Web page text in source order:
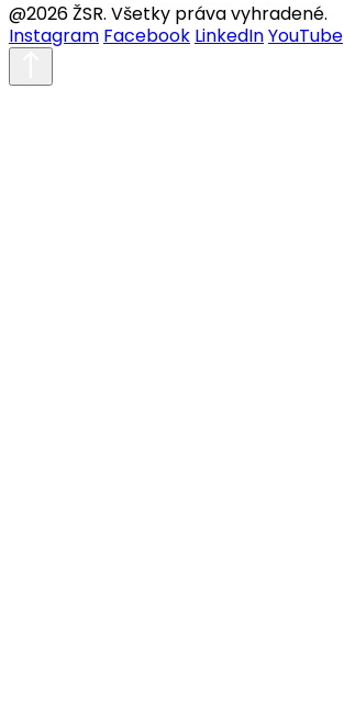
@2026 ŽSR. Všetky práva vyhradené.
Instagram Facebook LinkedInYouTube